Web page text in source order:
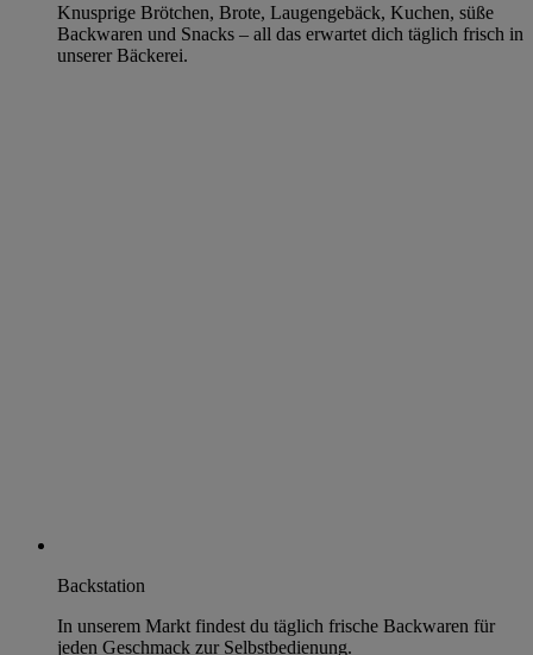
Knusprige Brötchen, Brote, Laugengebäck, Kuchen, süße
Backwaren und Snacks – all das erwartet dich täglich frisch in
unserer Bäckerei.
Backstation
In unserem Markt findest du täglich frische Backwaren für
jeden Geschmack zur Selbstbedienung.